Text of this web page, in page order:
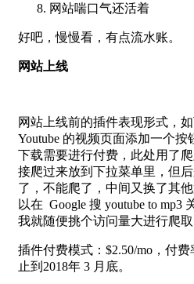
网站喘口气还活着
好吧，慢慢看，有点流水账。
网站上线
网站上线前的插件表现形式，
Youtube 的视频页面添加一个按
下载需要进行付费，此处用了
接爬过来放到下拉菜单里，但
了，不能爬了，中间又换了其
以在 Google 搜 youtube to mp3
我就随便挑个访问量大进行爬取
插件付费模式：$2.50/mo，付
止到2018年 3 月底。